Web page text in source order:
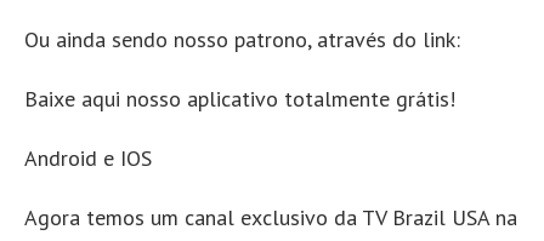
Ou ainda sendo nosso patrono, através do link:
Baixe aqui nosso aplicativo totalmente grátis!
Android e IOS
Agora temos um canal exclusivo da TV Brazil USA na